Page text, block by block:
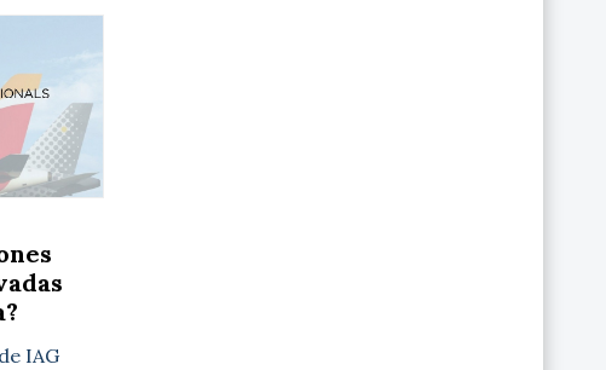
IAG